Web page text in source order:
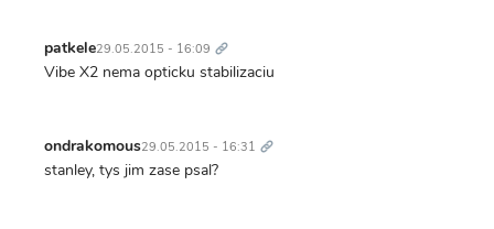
patkele29.05.2015 - 16:09 odkaz
Vibe X2 nema opticku stabilizaciu
ondrakomous29.05.2015 - 16:31 odkaz
stanley, tys jim zase psal?